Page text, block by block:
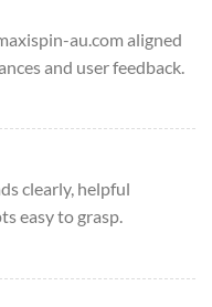
au.com aligned
and user feedback.
clearly, helpful
easy to grasp.